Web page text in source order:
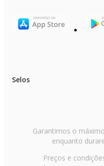
Selos
Garantimos o
enquanto
Preços e